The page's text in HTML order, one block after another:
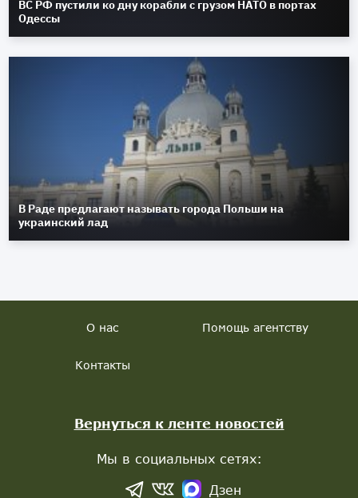
ВС РФ пустили ко дну корабли с грузом НАТО в портах
Одессы
В Раде предлагают называть города Польши на
украинский лад
О нас Помощь агентству
Контакты
Вернуться к ленте новостей
Мы в социальных сетях:
Дзен